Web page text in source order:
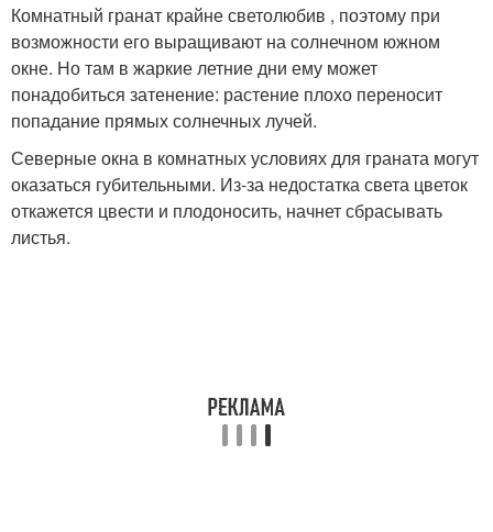
Комнатный гранат крайне светолюбив , поэтому при
возможности его выращивают на солнечном южном
окне. Но там в жаркие летние дни ему может
понадобиться затенение: растение плохо переносит
попадание прямых солнечных лучей.
Северные окна в комнатных условиях для граната могут
оказаться губительными. Из-за недостатка света цветок
откажется цвести и плодоносить, начнет сбрасывать
листья.